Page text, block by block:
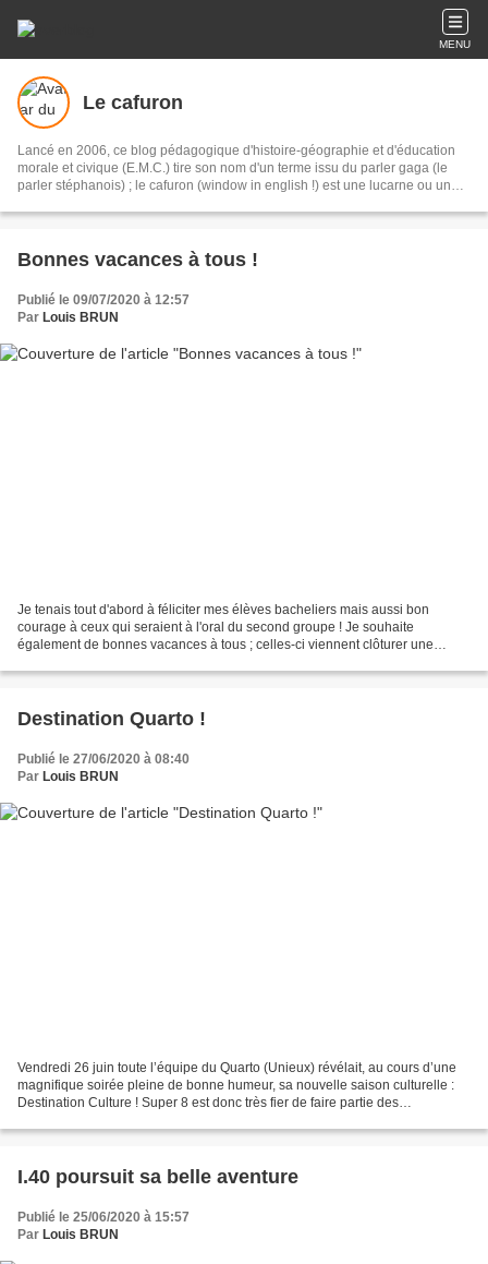
MENU
Le cafuron
Lancé en 2006, ce blog pédagogique d'histoire-géographie et d'éducation
morale et civique (E.M.C.) tire son nom d'un terme issu du parler gaga (le
parler stéphanois) ; le cafuron (window in english !) est une lucarne ou un
lycée Jacob Holtzer (Firminy- Loire) qu'à un public plus large. Bonne visite !
Bonnes vacances à tous !
Publié le 09/07/2020 à 12:57
Par Louis BRUN
Je tenais tout d'abord à féliciter mes élèves bacheliers mais aussi bon
courage à ceux qui seraient à l'oral du second groupe ! Je souhaite
également de bonnes vacances à tous ; celles-ci viennent clôturer une
Destination Quarto !
Publié le 27/06/2020 à 08:40
Par Louis BRUN
Vendredi 26 juin toute l’équipe du Quarto (Unieux) révélait, au cours d’une
magnifique soirée pleine de bonne humeur, sa nouvelle saison culturelle :
Destination Culture ! Super 8 est donc très fier de faire partie des
I.40 poursuit sa belle aventure
Publié le 25/06/2020 à 15:57
Par Louis BRUN